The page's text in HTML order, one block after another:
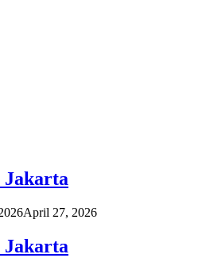
Jakarta
April 27, 2026
Jakarta